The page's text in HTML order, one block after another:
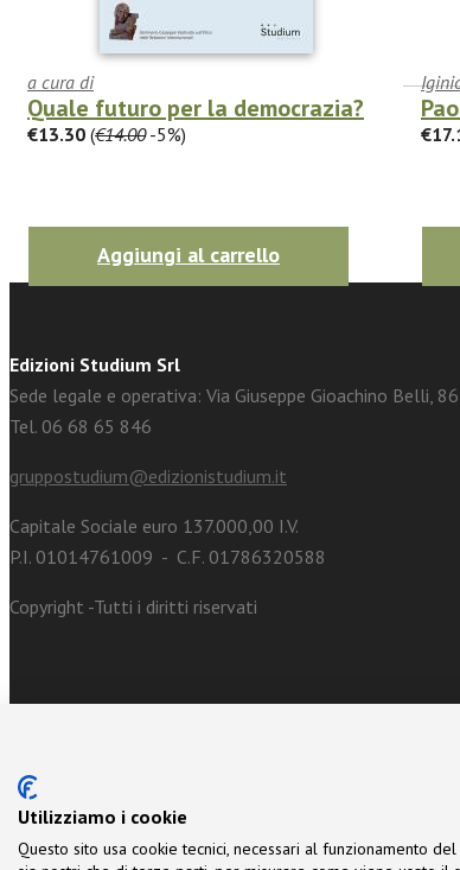
a cura di
Quale futuro per la democrazia?
€13.30 (€14.00-5%)
Aggiungi al carrello
facebook
Edizioni Studium Srl
Sede legale e operativa: Via Giuseppe Gioachino Belli,
Tel. 06 68 65 846
gruppostudium@edizionistudium.it
Capitale Sociale euro 137.000,00 I.V.
P.I. 01014761009 - C.F. 01786320588
Copyright -Tutti i diritti riservati
Utilizziamo i cookie
Questo sito usa cookie tecnici, necessari al funzionamento